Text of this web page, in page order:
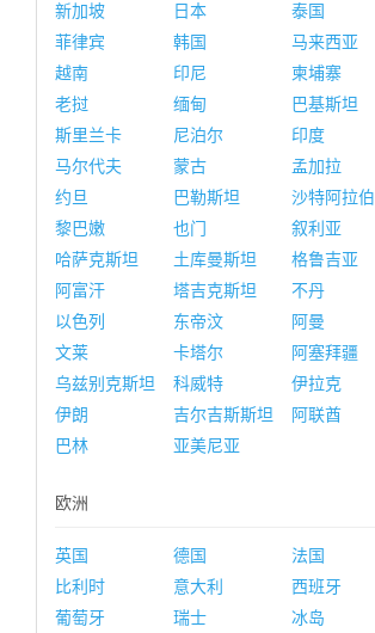
新加坡
日本
泰国
菲律宾
韩国
马来西亚
越南
印尼
柬埔寨
老挝
缅甸
巴基斯坦
斯里兰卡
尼泊尔
印度
马尔代夫
蒙古
孟加拉
约旦
巴勒斯坦
沙特阿拉伯
黎巴嫩
也门
叙利亚
哈萨克斯坦
土库曼斯坦
格鲁吉亚
阿富汗
塔吉克斯坦
不丹
以色列
东帝汶
阿曼
文莱
卡塔尔
阿塞拜疆
乌兹别克斯坦
科威特
伊拉克
伊朗
吉尔吉斯斯坦
阿联酋
巴林
亚美尼亚
欧洲
英国 德国
法国
比利时
意大利
西班牙
葡萄牙
瑞士
冰岛